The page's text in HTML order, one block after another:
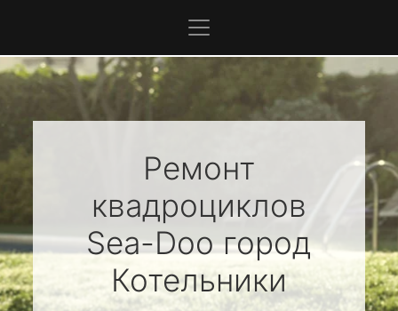
Ремонт
квадроциклов
Sea-Dooгород
Котельники